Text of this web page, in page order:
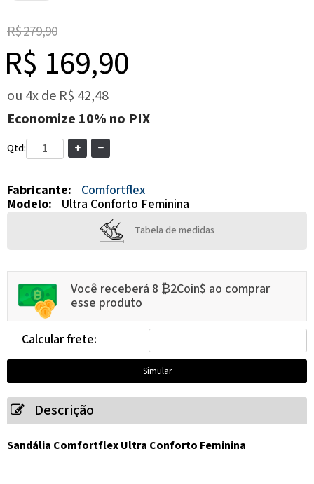
R$ 279,90
R$ 169,90
ou 4xde R$ 42,48
Economize 10% no PIX
Qtd:
Fabricante:
Comfortflex
Modelo:
Ultra Conforto Feminina
Tabela de medidas
Você receberá 8 ₿2Coin$ ao comprar
esse produto
Calcular frete:
Descrição
Sandália Comfortflex Ultra Conforto Feminina